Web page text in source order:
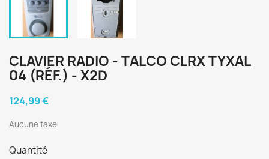
CLAVIER RADIO - TALCO CLRX TYXAL
04 (RÉF.) - X2D
124,99 €
Aucune taxe
Quantité